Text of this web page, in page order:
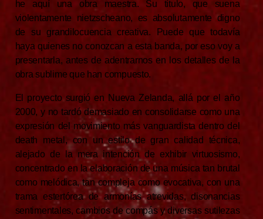
he aquí una obra maestra. Su título, que suena
violentamente nietzscheano, es absolutamente digno
de su grandilocuencia creativa. Puede que todavía
haya quienes no conozcan a esta banda, por eso voy a
presentarla, antes de adentrarnos en los detalles de la
obra sublime que han compuesto.
El proyecto surgió en Nueva Zelanda, allá por el año
2000, y no tardó demasiado en consolidarse como una
expresión del movimiento más vanguardista dentro del
death metal, con un estilo de gran calidad técnica,
alejado de la mera intención de exhibir virtuosismo,
concentrado en la elaboración de una música tan brutal
como melódica, tan compleja como evocativa, con una
trama estertórea de armonías atrevidas, disonancias
sentimentales, cambios de compás y diversas sutilezas